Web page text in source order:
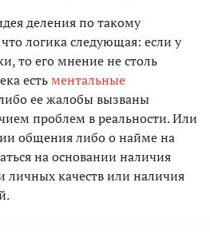
деления по такому
логика следующая: если у
то его мнение не столь
естьментальные
ее жалобы вызваны
проблем в реальности. Или
общения либо о найме на
на основании наличия
личных качеств или наличия